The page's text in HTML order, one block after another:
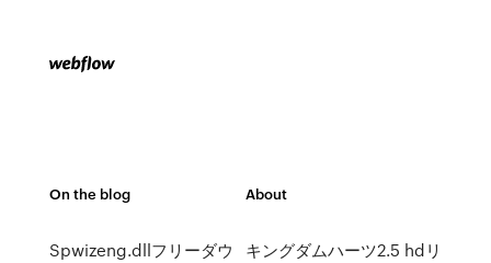
On the blog
Spwizeng.dllフリーダウ
About
キングダムハーツ2.5 hdリ